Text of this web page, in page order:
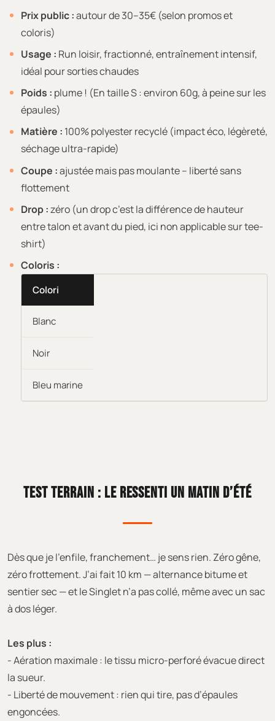
Prix public :autour de 30–35€ (selon promos et
coloris)
Usage : Run loisir, fractionné, entraînement intensif,
idéal pour sorties chaudes
Poids : plume ! (En taille S : environ 60g, à peine sur les
épaules)
Matière : 100% polyester recyclé (impact éco, légèreté,
séchage ultra-rapide)
Coupe :ajustée mais pas moulante – liberté sans
flottement
Drop :zéro (un drop c’est la différence de hauteur
entre talon et avant du pied, ici non applicable sur tee-
shirt)
Coloris :
Colori
Blanc
Noir
Bleu marine
TEST TERRAIN : LE RESSENTI UN MATIN D’ÉTÉ
Dès que je l’enfile, franchement… je sens rien. Zéro gêne,
zéro frottement. J’ai fait 10 km — alternance bitume et
sentier sec — et le Singlet n’a pas collé, même avec un sac
à dos léger.
Les plus :
- Aération maximale : le tissu micro-perforé évacue direct
la sueur.
- Liberté de mouvement : rien qui tire, pas d’épaules
engoncées.